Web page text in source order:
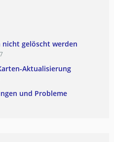
nicht gelöscht werden
Aktualisierung
und Probleme